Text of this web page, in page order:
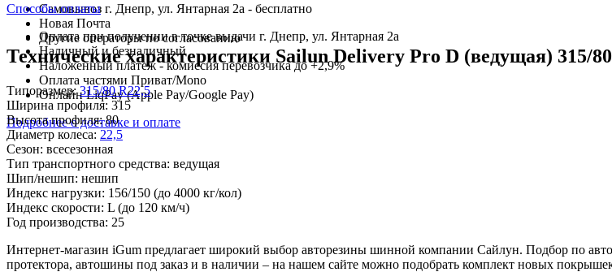
Самовывоз г. Днепр, ул. Янтарная 2а - бесплатно
Новая Почта
Другие операторы по согласованию
Способы оплаты
Оплата при получении в точке выдачи г. Днепр, ул. Янтарная 2а
Наличный и безналичный
Наложенный платеж - комиссия перевозчика до +2,9%
Оплата частями Приват/Mono
Онлайн LiqPay (Apple Pay/Google Pay)
Подробнее о доставке и оплате
Технические характеристики Sailun Delivery Pro D (ведущая) 315/
Типоразмер:315/80 R22,5
Ширина профиля: 315
Высота профиля:80
Диаметр колеса: 22,5
Сезон: всесезонная
Тип транспортного средства: ведущая
Шип/нешип: нешип
Индекс нагрузки: 156/150 (до 4000 кг/кол)
Индекс скорости: L (до 120 км/ч)
Год производства: 25
Интернет-магазин iGum предлагает широкий выбор авторезины шинной компании Сайлун. Подбор по
протектора, автошины под заказ и в наличии – на нашем сайте можно подобрать комплект новых